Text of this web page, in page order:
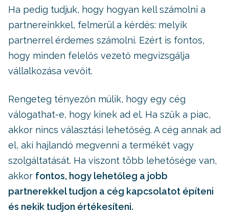
Ha pedig tudjuk, hogy hogyan kell számolni a
partnereinkkel, felmerül a kérdés: melyik
partnerrel érdemes számolni. Ezért is fontos,
hogy minden felelős vezető megvizsgálja
vállalkozása vevőit.
Rengeteg tényezőn múlik, hogy egy cég
válogathat-e, hogy kinek ad el. Ha szűk a piac,
akkor nincs választási lehetőség. A cég annak ad
el, aki hajlandó megvenni a termékét vagy
szolgáltatását. Ha viszont több lehetősége van,
akkor fontos, hogy lehetőleg a jobb
partnerekkel tudjon a cég kapcsolatot építeni
és nekik tudjon értékesíteni.